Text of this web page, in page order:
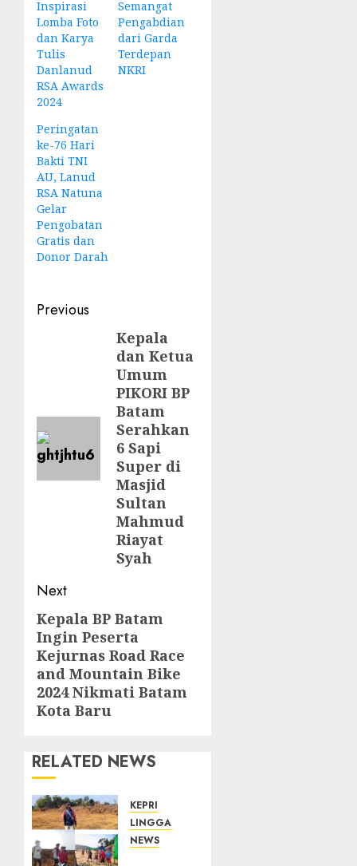
Inspirasi
Lomba Foto
dan Karya
Tulis
Danlanud
RSA Awards
2024
Semangat
Pengabdian
dari Garda
Terdepan
NKRI
Peringatan
ke-76 Hari
Bakti TNI
AU, Lanud
RSA Natuna
Gelar
Pengobatan
Gratis dan
Donor Darah
Post
navigation
Previous
Kepala
dan Ketua
Umum
PIKORI BP
Batam
Serahkan
6 Sapi
Super di
Masjid
Sultan
Mahmud
Riayat
Syah
Next
Next
post:
Kepala BP Batam
Ingin Peserta
Kejurnas Road Race
and Mountain Bike
2024 Nikmati Batam
Kota Baru
RELATED NEWS
KEPRI
LINGGA
NEWS